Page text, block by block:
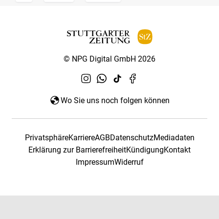
© NPG Digital GmbH 2026
Wo Sie uns noch folgen können
PrivatsphäreKarriereAGBDatenschutzMediadaten
Erklärung zur BarrierefreiheitKündigungKontakt
ImpressumWiderruf